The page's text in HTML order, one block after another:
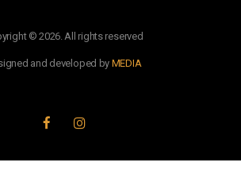
© 2026. All rights reserved
and developed by MEDIA